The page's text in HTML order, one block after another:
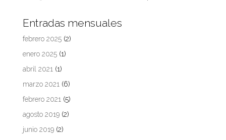
Entradas mensuales
febrero 2025(2)
enero 2025(1)
abril 2021 (1)
marzo 2021 (6)
febrero 2021 (5)
agosto 2019(2)
junio 2019(2)